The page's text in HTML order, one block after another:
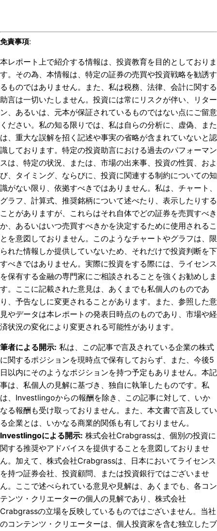
免責事項:
本レポート上で紹介する情報は、投資教育を目的としておりま
す。その為、本情報は、特定の証券の売買や投資戦略を勧誘す
るものではありません。また、私は税務、法律、会計に関する
助言は一切いたしません。投資には常にリスクが伴い、リター
ン、あるいは、元本が保証されているものではない点にご留意
ください。私の知る限りでは、私は自らの分析に、虚偽、また
は、重大な誤解を招く記述や事実の省略が含まれていないと認
識しております。特定の投資助言における過去のパフォーマン
スは、特定の状況、または、市場の出来事、投資の性質、およ
び、タイミング、ならびに、投資に関連する制約についての知
識がない限り、依拠すべきではありません。私は、チャート、
グラフ、計算式、推奨銘柄について述べたり、表示したりする
ことがありますが、これらはそれ自体でどの証券を売買すべき
か、あるいはいつ売買すべきかを決定するために使用されるこ
とを意図しておりません。このようなチャートやグラフは、限
られた情報しか提供していないため、それだけで投資判断を下
すべきではありません。実際に投資をする際には、ライセンス
を保有する金融の専門家にご相談されることを強くお勧めしま
す。ここに記載された意見は、あくまでも私個人のものであ
り、予告なしに変更されることがあります。また、参照した意
見やデータは本レポートの発表日時点のものであり、市場や経
済状況の変化により変更される可能性があります。
筆者による開示: 私は、この記事で言及されている企業の株式
に関するポジションを現時点で保有しておらず、また、今後5
日以内にそのようなポジションを持つ予定もありません。 本記
事は、私個人の見解に基づき、独自に執筆したものです。私
は、Investlingoからの報酬を除き、この記事に対して、いか
なる報酬も受け取っておりません。また、本文書で言及してい
る企業とは、いかなる商業的関係も有しておりません。
Investlingoによる開示: 株式会社Crabgrassは、個別の投資に
関する推奨やアドバイスを提供することを意図しておりませ
ん。加えて、株式会社Crabgrassは、日本においてライセンス
を持つ証券会社、投資顧問、または投資銀行ではございませ
ん。ここで述べられている意見や見解は、あくまでも、各コン
テンツ・クリエーターの個人の見解であり、株式会社
Crabgrassの立場を反映しているものではございません。当社
のコンテンツ・クリエーターは、個人投資家を含む独立したブ